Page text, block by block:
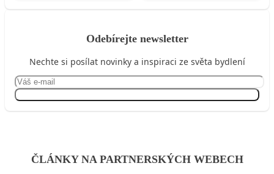
Odebírejte newsletter
Nechte si posílat novinky a inspiraci ze světa bydlení
ČLÁNKY NA PARTNERSKÝCH WEBECH